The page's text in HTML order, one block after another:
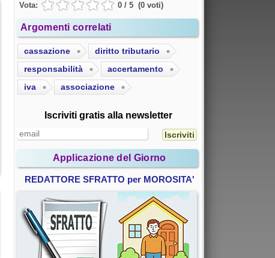
Vota: 0 / 5 (0 voti)
Argomenti correlati
cassazione
diritto tributario
responsabilità
accertamento
iva
associazione
Iscriviti gratis alla newsletter
Applicazione del Giorno
REDATTORE SFRATTO per MOROSITA'